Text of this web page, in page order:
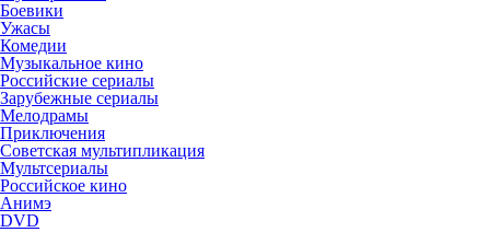
Боевики
Ужасы
Комедии
Музыкальное кино
Российские сериалы
Зарубежные сериалы
Мелодрамы
Приключения
Советская мультипликация
Мультсериалы
Российское кино
Анимэ
DVD